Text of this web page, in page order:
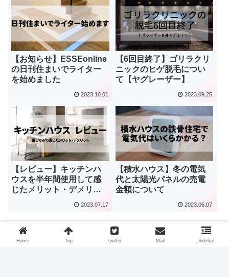
【お知らせ】ESSEonline
の日刊住まいでライター
を始めました
2023.10.01
【6回目終了】ゴリラクリ
ニックのヒゲ脱毛につい
て【ヤグレーザー】
2023.09.25
【レビュー】キッチンハ
ウスを半年間使用して感
じたメリット・デメリッ
2023.07.17
【積水ハウス】冬の電気
代と太陽光パネルの売電
金額について
2023.06.07
スポンサーリンク
Home Top Twitter Mail Sidebar